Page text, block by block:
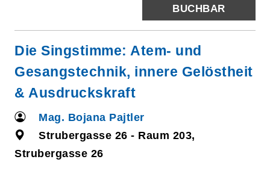
BUCHBAR
Die Singstimme: Atem- und
Gesangstechnik, innere Gelöstheit
& Ausdruckskraft
Mag. Bojana Pajtler
Strubergasse 26 - Raum 203,
Strubergasse 26